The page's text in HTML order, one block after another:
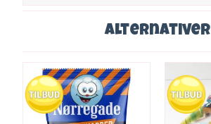
Alternativer